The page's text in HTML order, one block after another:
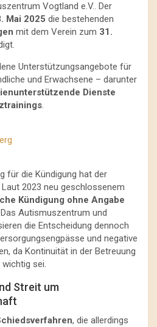
Vogtland e.V.. Der
Mai 2025 die bestehenden
mit dem Verein zum 31.
Unterstützungsangebote für
und Erwachsene – darunter
Dienste
.
für die Kündigung hat der
2023 neu geschlossenem
Kündigung ohne Angabe
Autismuszentrum und
die Entscheidung dennoch
und negative
da Kontinuität in der Betreuung
sei.
Streit um
, die allerdings